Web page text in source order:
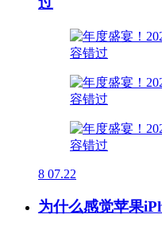
8 07.22
为什么感觉苹果